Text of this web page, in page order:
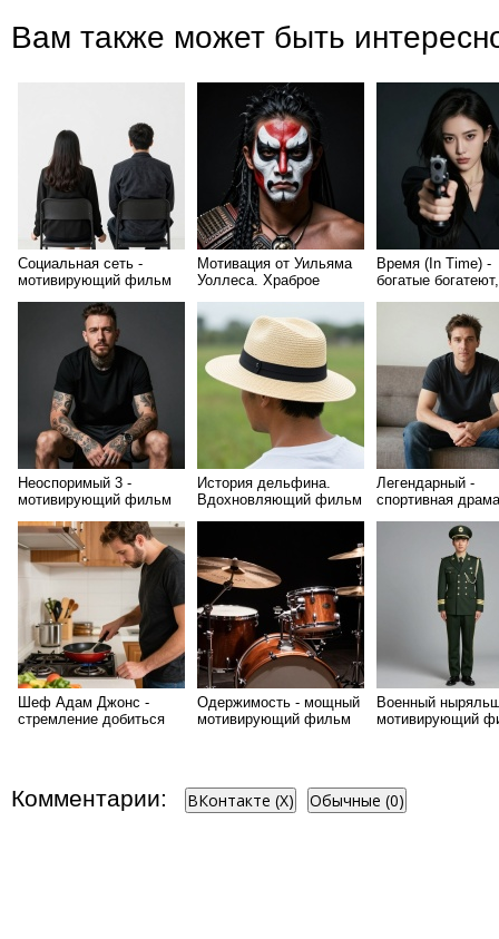
Вам также может быть
Социальная сеть -
мотивирующий фильм
Мотивация от Уильяма
Уоллеса. Храброе
Время (In Time) -
богатые богатеют,
будет всегда
Неоспоримый 3 -
мотивирующий фильм
История дельфина.
Вдохновляющий фильм
Легендарный -
спортивная драма
Шеф Адам Джонс -
стремление добиться
Одержимость - мощный
мотивирующий фильм
Военный
мотивирующий
Комментарии: ВКонтакте (X) Обычные (0)